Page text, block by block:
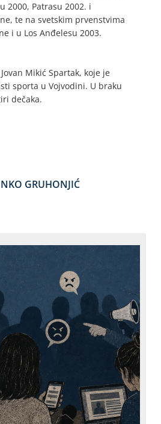
2000, Patrasu 2002. i
te na svetskim prvenstvima
i u Los Anđelesu 2003.
Mikić Spartak, koje je
sporta u Vojvodini. U braku
dečaka.
GRUHONJIĆ